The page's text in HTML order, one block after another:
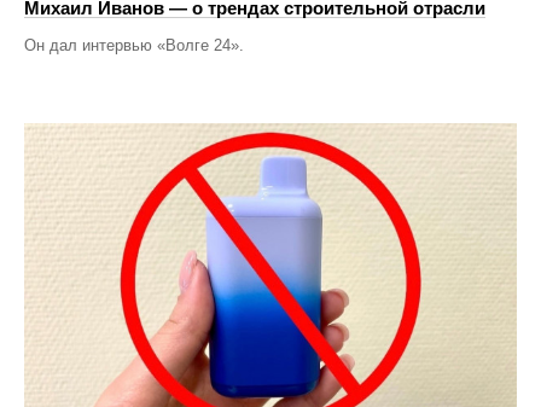
Михаил Иванов — о трендах строительной отрасли
Он дал интервью «Волге 24».